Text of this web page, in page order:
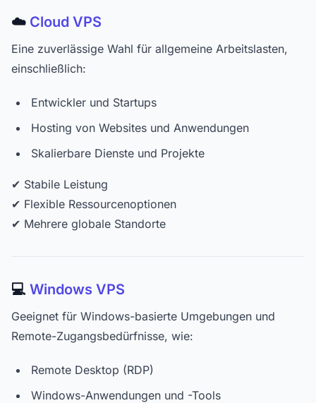
☁️ Cloud VPS
Eine zuverlässige Wahl für allgemeine Arbeitslasten,
einschließlich:
Entwickler und Startups
Hosting von Websites und Anwendungen
Skalierbare Dienste und Projekte
✔ Stabile Leistung
✔ Flexible Ressourcenoptionen
✔ Mehrere globale Standorte
💻 Windows VPS
Geeignet für Windows-basierte Umgebungen und
Remote-Zugangsbedürfnisse, wie:
Remote Desktop (RDP)
Windows-Anwendungen und -Tools